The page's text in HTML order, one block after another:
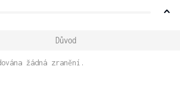
Důvod
žádná zranění.